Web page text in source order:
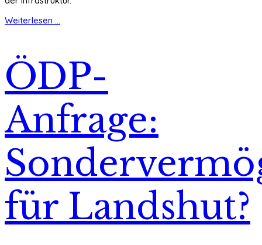
Weiterlesen ...
ÖDP-
Anfrage:
für Landshut?